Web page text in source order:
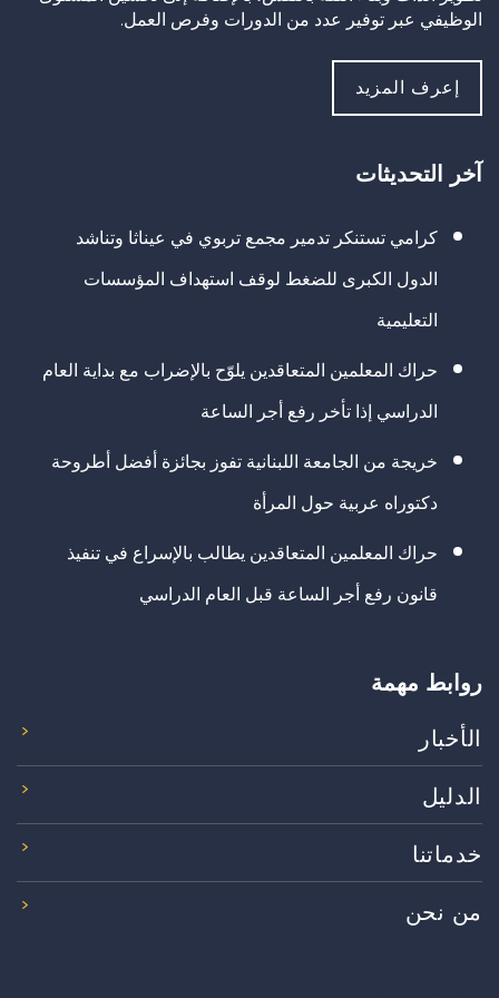
الوظيفي عبر توفير عدد من الدورات وفرص العمل.
إعرف المزيد
آخر التحديثات
كرامي تستنكر تدمير مجمع تربوي في عيناثا وتناشد
الدول الكبرى للضغط لوقف استهداف المؤسسات
التعليمية
حراك المعلمين المتعاقدين يلوّح بالإضراب مع بداية العام
الدراسي إذا تأخر رفع أجر الساعة
خريجة من الجامعة اللبنانية تفوز بجائزة أفضل أطروحة
دكتوراه عربية حول المرأة
حراك المعلمين المتعاقدين يطالب بالإسراع في تنفيذ
قانون رفع أجر الساعة قبل العام الدراسي
روابط مهمة
الأخبار
الدليل
خدماتنا
من نحن